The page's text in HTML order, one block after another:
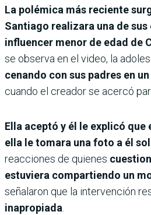
La polémica más reciente
Santiago realizara una de
influencer menor de edad de
se observa en el video, la
cenando con sus padres en
cuando el creador se acercó
Ella aceptó y él le explicó que
ella le tomara una foto a él
reacciones de quienes
estuviera compartiendo un
señalaron que la intervención
inapropiada